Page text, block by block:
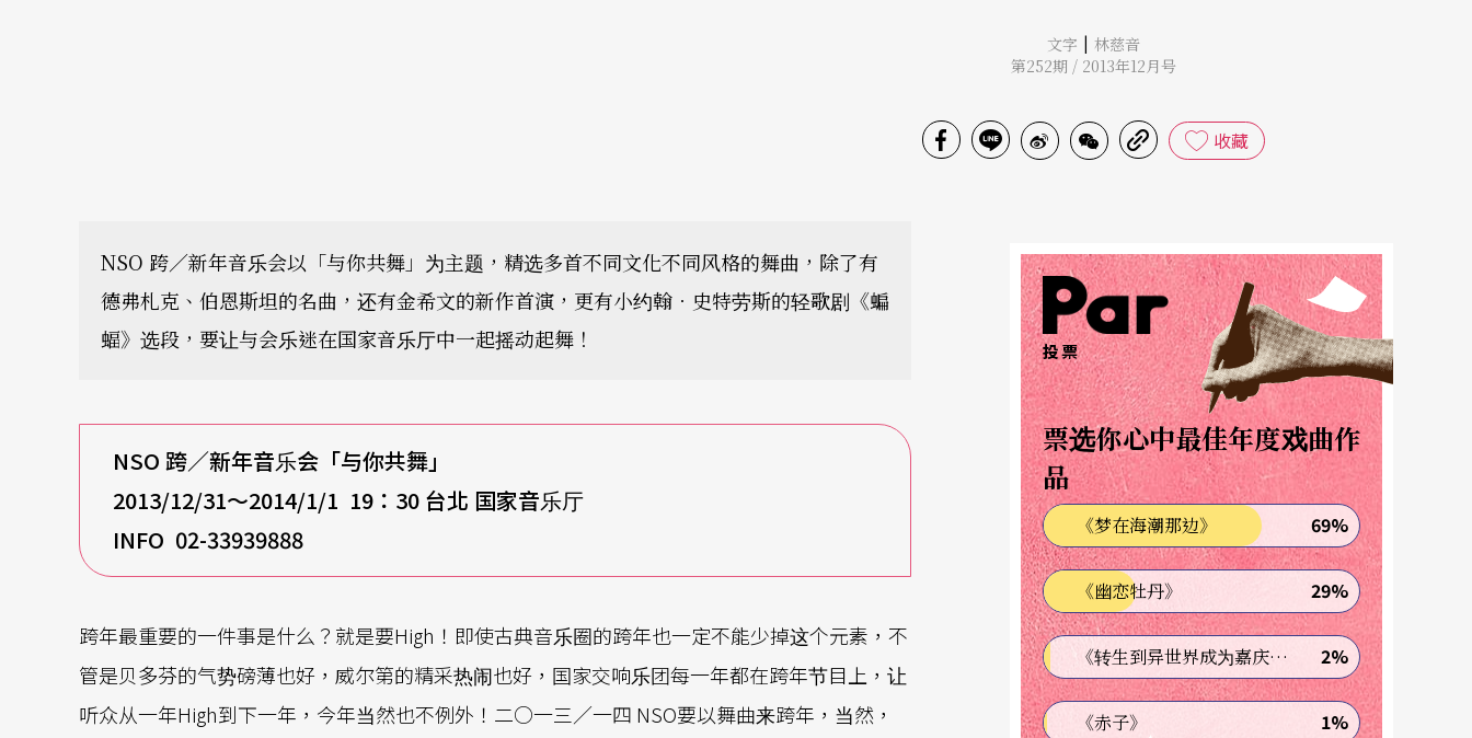
文字 | 林慈音
第252期 / 2013年12月号
收藏
NSO 跨／新年音乐会以「与你共舞」为主题，精选多首不同文化不同风格的舞曲，除了有
德弗札克、伯恩斯坦的名曲，还有金希文的新作首演，更有小约翰．史特劳斯的轻歌剧《蝙
蝠》选段，要让与会乐迷在国家音乐厅中一起摇动起舞！
NSO 跨／新年音乐会「与你共舞」
2013/12/31～2014/1/1 19：30 台北 国家音乐厅
INFO 02-33939888
跨年最重要的一件事是什么？就是要High！即使古典音乐圈的跨年也一定不能少掉这个元素，不
管是贝多芬的气势磅薄也好，威尔第的精采热闹也好，国家交响乐团每一年都在跨年节目上，让
听众从一年High到下一年，今年当然也不例外！二○一三／一四 NSO要以舞曲来跨年，当然，
投票
票选你心中最佳年度戏曲作
品
《梦在海潮那边》 69%
《幽恋牡丹》 29%
《转生到异世界成为嘉庆君—发现我的祖先是诈骗集团!?》 2%
《赤子》 1%